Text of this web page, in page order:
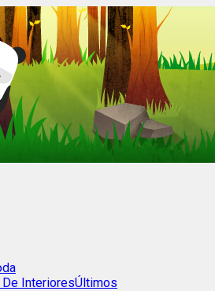
InterioresÚltimos